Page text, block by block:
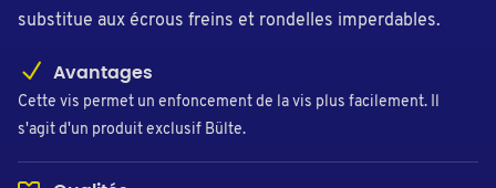
substitue aux écrous freins et rondelles imperdables.
Avantages
Cette vis permet un enfoncement de la vis plus facilement. Il
s'agit d'un produit exclusif Bülte.